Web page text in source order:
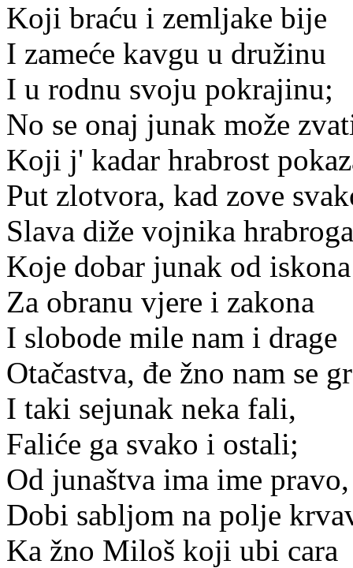
Koji braću i zemljake bije
I zameće kavgu u družinu
I u rodnu svoju pokrajinu;
No se onaj junak može
Koji j' kadar hrabrost
Put zlotvora, kad zove
Slava diže vojnika
Koje dobar junak od iskona
Za obranu vjere i zakona
I slobode mile nam i drage
Otačastva, đe žno nam se
I taki sejunak neka fali,
Faliće ga svako i ostali;
Od junaštva ima ime pravo,
Dobi sabljom na polje
Ka žno Miloš koji ubi cara